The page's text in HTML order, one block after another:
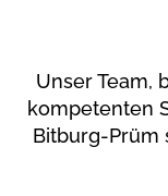
​Unser Team,
kompetenten
Bitburg-Prüm